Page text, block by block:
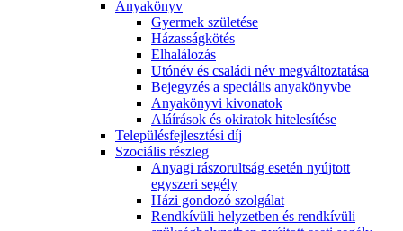
Anyakönyv
Gyermek születése
Házasságkötés
Elhalálozás
Utónév és családi név megváltoztatása
Bejegyzés a speciális anyakönyvbe
Anyakönyvi kivonatok
Aláírások és okiratok hitelesítése
Településfejlesztési díj
Szociális részleg
Anyagi rászorultság esetén nyújtott
egyszeri segély
Házi gondozó szolgálat
Rendkívüli helyzetben és rendkívüli